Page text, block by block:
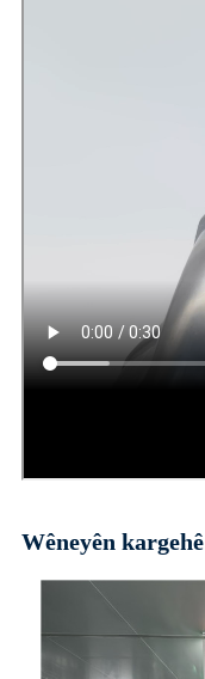
Wêneyên kargehê